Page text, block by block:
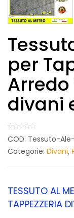
per
divani
COD: Tessuto-
Categorie: Divani,
TESSUTO AL
TAPPEZZERIA